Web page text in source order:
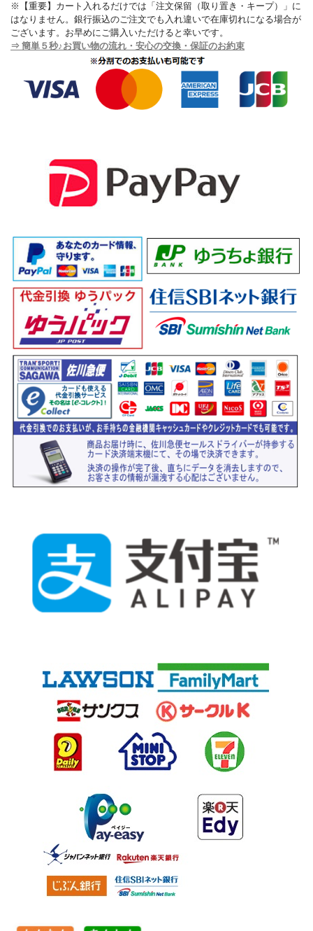
※【重要】カート入れるだけでは「注文保留（取り置き・キープ）」に
はなりません。銀行振込のご注文でも入れ違いで在庫切れになる場合が
ございます。お早めにご購入いただけると幸いです。
⇒ 簡単５秒♪お買い物の流れ・安心の交換・保証のお約束